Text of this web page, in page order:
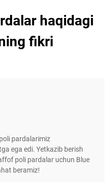
haqidagi
fikri
pardalarimiz
ega edi. Yetkazib berish
poli pardalar uchun Blue
beramiz!